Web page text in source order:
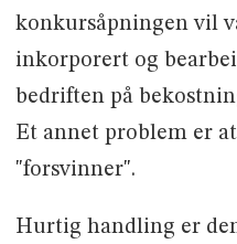
konkursåpningen vil
inkorporert og
bedriften på
Et annet problem er
"forsvinner".
Hurtig handling er